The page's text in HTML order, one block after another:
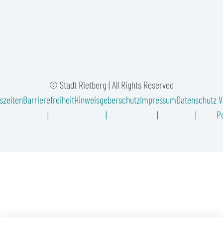
© Stadt Rietberg | All Rights Reserved
BarrierefreiheitHinweisgeberschutzImpressumDatenschutz